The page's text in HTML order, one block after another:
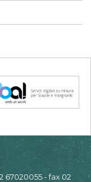
67020055 - fax 02